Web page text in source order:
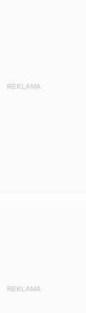
REKLAMA
REKLAMA